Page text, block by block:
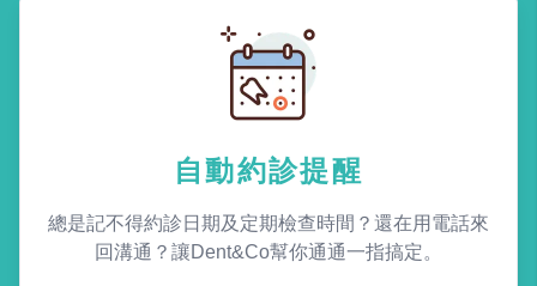
自動約診提醒
總是記不得約診日期及定期檢查時間？還在用電話來
回溝通？讓Dent&Co幫你通通一指搞定。